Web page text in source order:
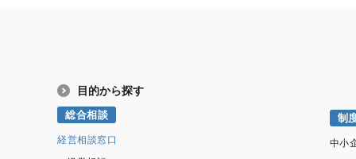
目的から探す
総合相談
経営相談窓口
制
中小